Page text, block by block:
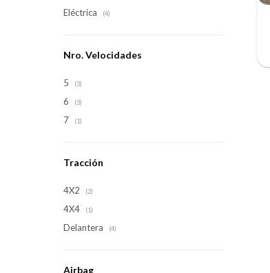
Eléctrica (4)
Nro. Velocidades
5 (3)
6 (3)
7 (1)
Tracción
4X2 (2)
4X4 (1)
Delantera (4)
Airbag